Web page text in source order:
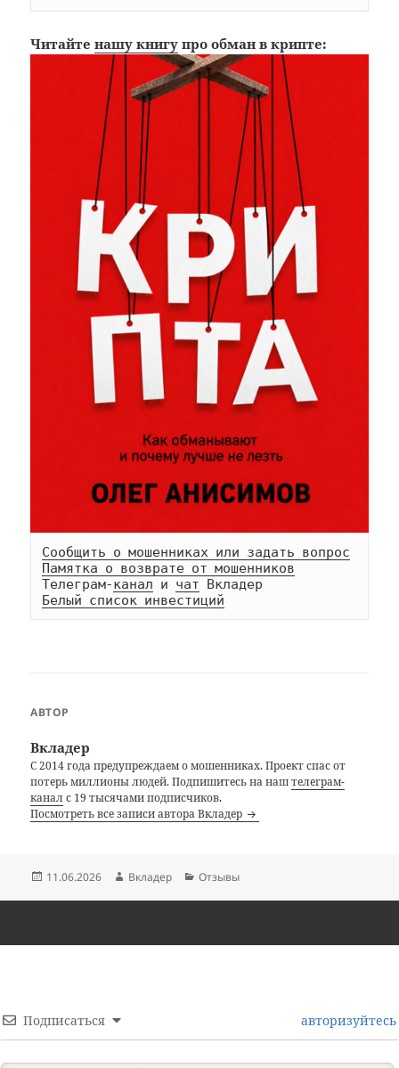
Читайтенашу книгу про обман в крипте:
Сообщить о мошенниках или задать вопрос
Памятка о возврате от мошенников
Телеграм-канал и чат
Белый список инвестиций
АВТОР
Вкладер
С 2014 года предупреждаем о мошенниках. Проект спас от
потерь миллионы людей. Подпишитесь на наштелеграм-
каналс 19 тысячами подписчиков.
Посмотреть все записи автора Вкладер
Опубликовано
11.06.2026 Автор
Вкладер Рубрики
Отзывы
Подписаться авторизуйтесь